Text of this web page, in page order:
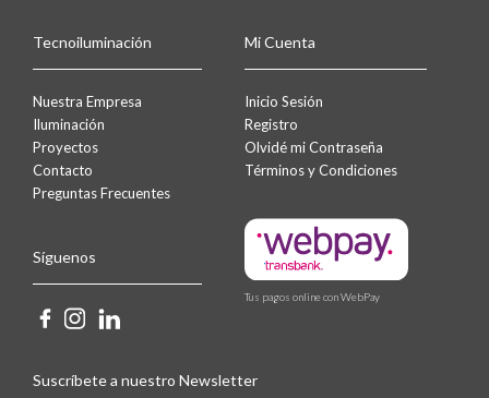
Tecnoiluminación
Nuestra Empresa
Iluminación
Proyectos
Contacto
Preguntas Frecuentes
Síguenos
Mi Cuenta
Inicio Sesión
Registro
Olvidé mi Contraseña
Términos y Condiciones
Tus pagos online con WebPay
Suscríbete a nuestro Newsletter